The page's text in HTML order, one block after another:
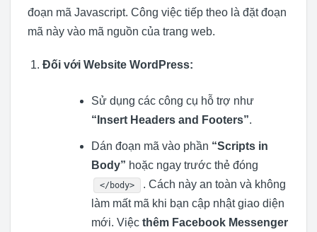
đoạn mã Javascript. Công việc tiếp theo là đặt đoạn
mã này vào mã nguồn của trang web.
Đối với Website WordPress:
Sử dụng các công cụ hỗ trợ như
“Insert Headers and Footers”.
Dán đoạn mã vào phần “Scripts in
Body” hoặc ngay trước thẻ đóng
</body>
. Cách này an toàn và không
làm mất mã khi bạn cập nhật giao diện
mới. Việc thêm Facebook Messenger